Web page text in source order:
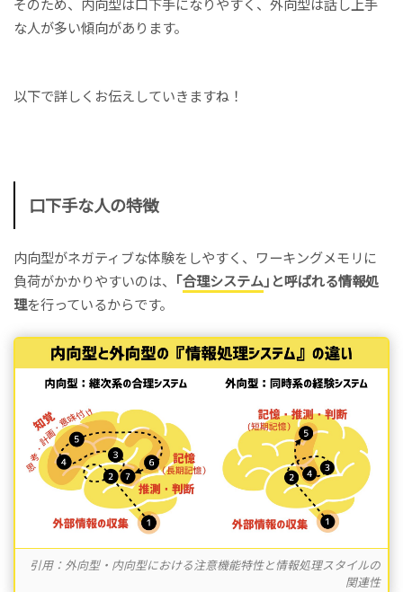
な人が多い傾向があります。
以下で詳しくお伝えしていきますね！
口下手な人の特徴
内向型がネガティブな体験をしやすく、ワーキングメモリに
負荷がかかりやすいのは、 ｢合理システム｣と呼ばれる情報処
理を行っているからです。
引用：外向型・内向型における注意機能特性と情報処理スタイルの
関連性